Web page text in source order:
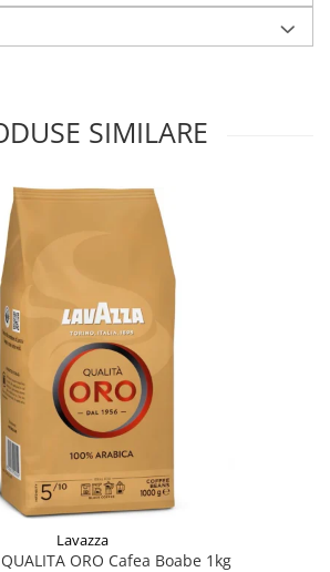
SIMILARE
Lavazza
QUALITA ORO Cafea Boabe 1kg